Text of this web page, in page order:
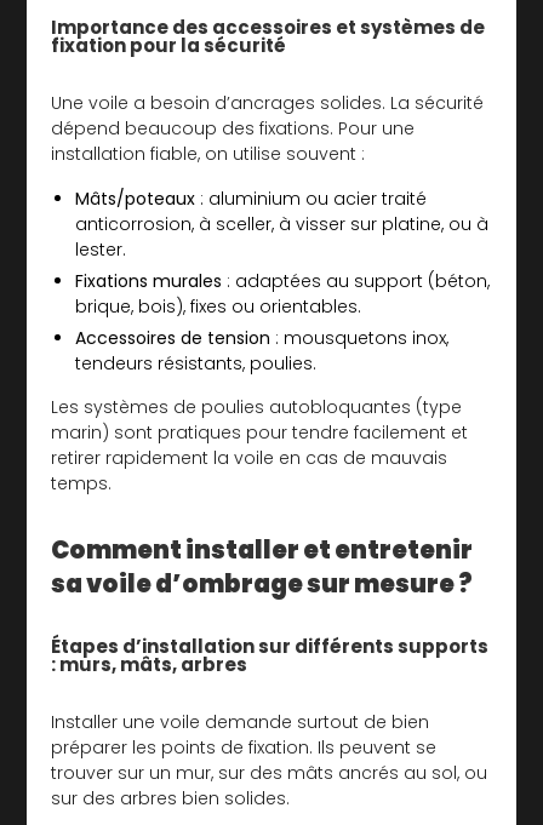
Importance des accessoires et systèmes de
fixation pour la sécurité
Une voile a besoin d’ancrages solides. La sécurité
dépend beaucoup des fixations. Pour une
installation fiable, on utilise souvent :
Mâts/poteaux : aluminium ou acier traité
anticorrosion, à sceller, à visser sur platine, ou à
lester.
Fixations murales : adaptées au support (béton,
brique, bois), fixes ou orientables.
Accessoires de tension : mousquetons inox,
tendeurs résistants, poulies.
Les systèmes de poulies autobloquantes (type
marin) sont pratiques pour tendre facilement et
retirer rapidement la voile en cas de mauvais
temps.
Comment installer et entretenir
sa voile d’ombrage sur mesure ?
Étapes d’installation sur différents supports
: murs, mâts, arbres
Installer une voile demande surtout de bien
préparer les points de fixation. Ils peuvent se
trouver sur un mur, sur des mâts ancrés au sol, ou
sur des arbres bien solides.